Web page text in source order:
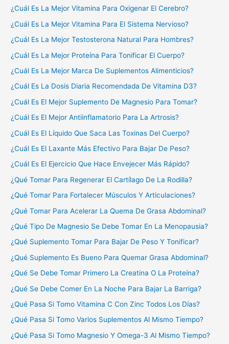
¿Cuál Es La Mejor Vitamina Para Oxigenar El Cerebro?
¿Cuál Es La Mejor Vitamina Para El Sistema Nervioso?
¿Cuál Es La Mejor Testosterona Natural Para Hombres?
¿Cuál Es La Mejor Proteína Para Tonificar El Cuerpo?
¿Cuál Es La Mejor Marca De Suplementos Alimenticios?
¿Cuál Es La Dosis Diaria Recomendada De Vitamina D3?
¿Cuál Es El Mejor Suplemento De Magnesio Para Tomar?
¿Cuál Es El Mejor Antiinflamatorio Para La Artrosis?
¿Cuál Es El Líquido Que Saca Las Toxinas Del Cuerpo?
¿Cuál Es El Laxante Más Efectivo Para Bajar De Peso?
¿Cuál Es El Ejercicio Que Hace Envejecer Más Rápido?
¿Qué Tomar Para Regenerar El Cartílago De La Rodilla?
¿Qué Tomar Para Fortalecer Músculos Y Articulaciones?
¿Qué Tomar Para Acelerar La Quema De Grasa Abdominal?
¿Qué Tipo De Magnesio Se Debe Tomar En La Menopausia?
¿Qué Suplemento Tomar Para Bajar De Peso Y Tonificar?
¿Qué Suplemento Es Bueno Para Quemar Grasa Abdominal?
¿Qué Se Debe Tomar Primero La Creatina O La Proteína?
¿Qué Se Debe Comer En La Noche Para Bajar La Barriga?
¿Qué Pasa Si Tomo Vitamina C Con Zinc Todos Los Días?
¿Qué Pasa Si Tomo Varios Suplementos Al Mismo Tiempo?
¿Qué Pasa Si Tomo Magnesio Y Omega-3 Al Mismo Tiempo?